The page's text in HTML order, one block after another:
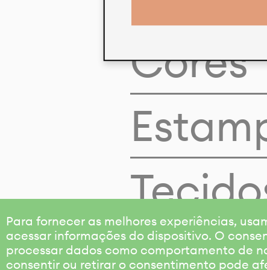
Para fornecer as melhores experiências,
acessar informações do dispositivo. O
processar dados como comportamento de
consentir ou retirar o consentimento pode
Cores